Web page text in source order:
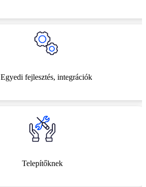
Egyedi fejlesztés, integrációk
Telepítőknek